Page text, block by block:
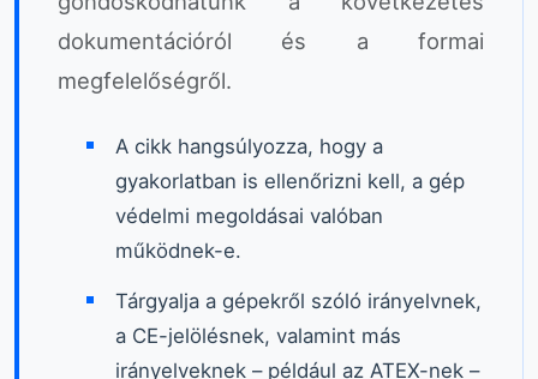
dokumentációról és a formai
megfelelőségről.
A cikk hangsúlyozza, hogy a
gyakorlatban is ellenőrizni kell, a gép
védelmi megoldásai valóban
működnek-e.
Tárgyalja a gépekről szóló irányelvnek,
a CE-jelölésnek, valamint más
irányelveknek – például az ATEX-nek –